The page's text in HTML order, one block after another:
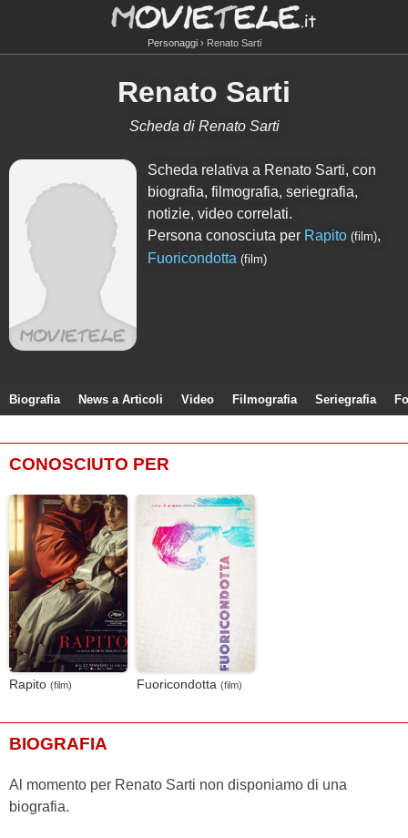
Personaggi Renato Sarti
Renato Sarti
Scheda di Renato Sarti
Scheda relativa a Renato Sarti, con
biografia, filmografia, seriegrafia,
notizie, video correlati.
Persona conosciuta per Rapito (film),
Fuoricondotta (film)
Biografia News a Articoli Video Filmografia Seriegrafia
CONOSCIUTO PER
Rapito (film) Fuoricondotta (film)
BIOGRAFIA
Al momento per Renato Sarti non disponiamo di una
biografia.